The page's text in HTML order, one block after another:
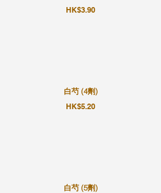
HK$3.90
白芍 (4劑)
HK$5.20
白芍 (5劑)